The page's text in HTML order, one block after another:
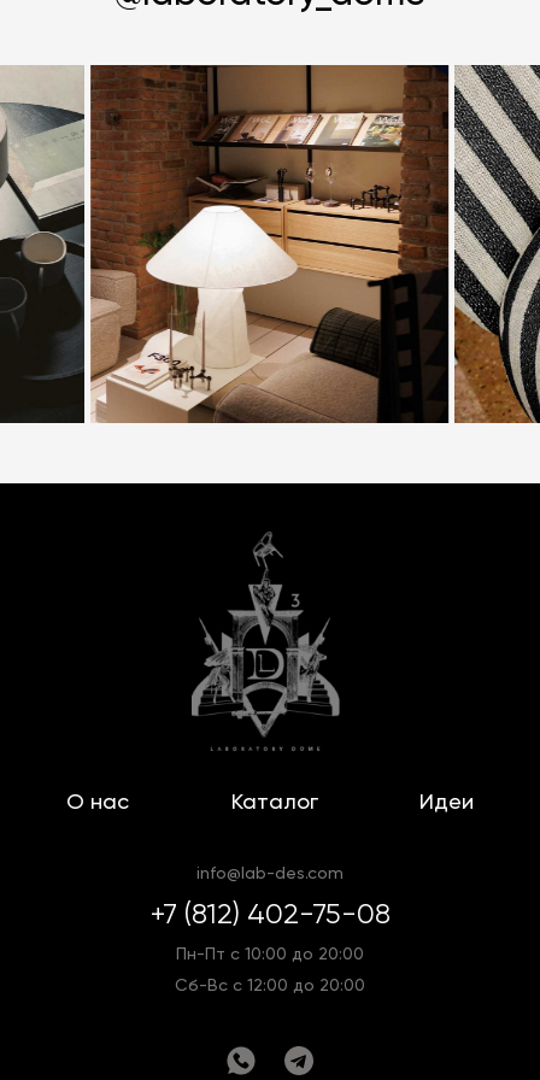
О нас Каталог Идеи
info@lab-des.com
+7 (812) 402-75-08
Пн-Пт с 10:00 до 20:00
Сб-Вс с 12:00 до 20:00